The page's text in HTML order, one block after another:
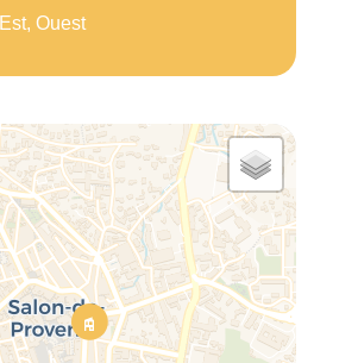
Est, Ouest